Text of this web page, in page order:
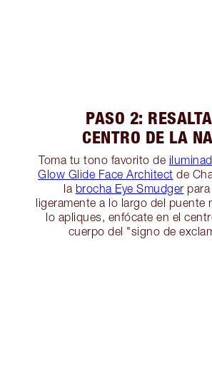
PASO 2:
CENTRO DE LA
Toma tu tono favorito de
Glow Glide Face Architect de
la brocha Eye Smudger
ligeramente a lo largo del puente
lo apliques, enfócate en el
cuerpo del "signo de